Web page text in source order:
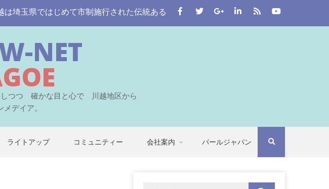
ではじめて市制施行された伝統ある街。 この川越をはじめとする七つの自治体から
NET
しつつ 確かな目と心で 川越地区から
デイア。
ライトアップ コミュニティー 会社案内 パールジャパン